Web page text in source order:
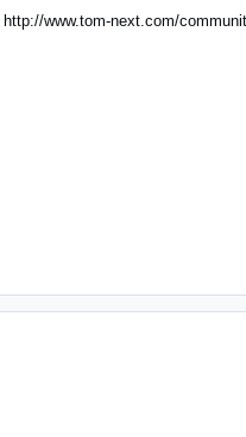
http://www.tom-next.com/